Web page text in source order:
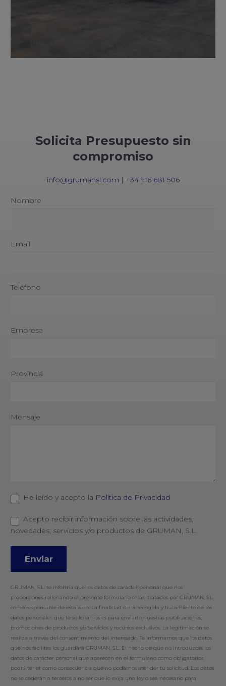
Solicita Presupuesto sin
compromiso
info@grumansl.com | +34 916 681 506
Nombre
Email
Teléfono
Empresa
Provincia
Mensaje
He leído y acepto la Política de Privacidad
Acepto recibir información sobre las actividades,
novedades, servicios y/o productos de GRUMAN, S.L.
GRUMAN, S.L. te informa que los datos de carácter personal que nos
proporciones rellenando el presente formulario serán tratados por GRUMAN, S.L.
como responsable de esta web. La finalidad de la recogida y tratamiento de los
datos personales que te solicitamos es para enviarte nuestras publicaciones,
promociones de productos y/o Servicios y recursos exclusivos. La legitimación se
realiza a través del consentimiento del interesado. Te informamos que los datos
que nos facilitas los guardará GRUMAN, S.L. El hecho de que no introduzcas los
datos de carácter personal que aparecen en el formulario como obligatorios
podrá tener como consecuencia que no podamos atender tu solicitud. Los datos
no se cederán a terceros a no ser que lo exija una ley o sea necesario para